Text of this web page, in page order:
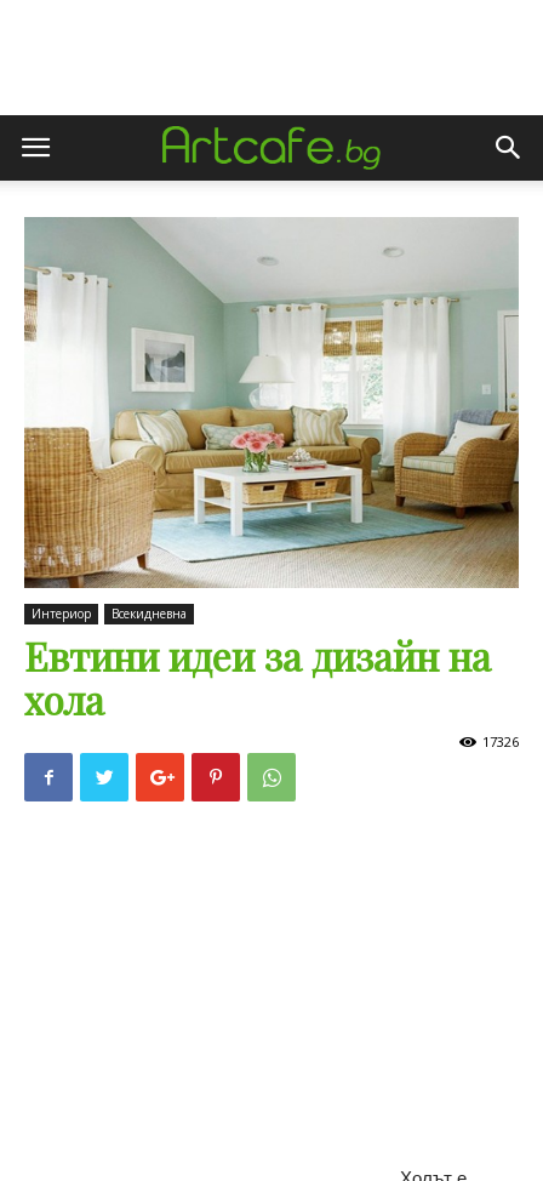
Интериор Всекидневна
Евтини идеи за дизайн на
хола
17326